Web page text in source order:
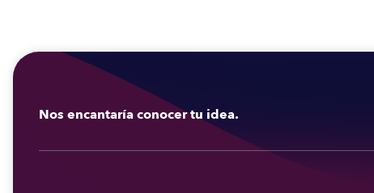
Nos encantaría conocer tu idea.